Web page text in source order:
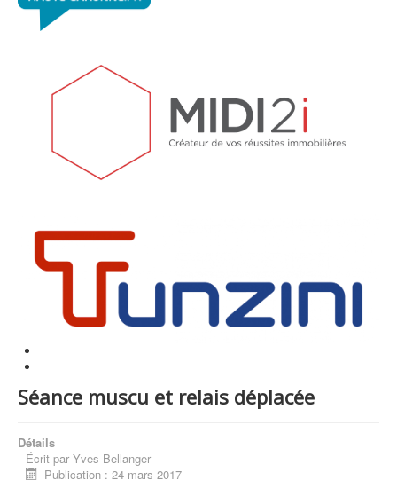
Séance muscu et relais déplacée
Détails
Écrit par Yves Bellanger
Publication : 24 mars 2017